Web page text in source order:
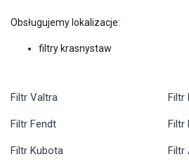
Obsługujemy lokalizacje:
filtry krasnystaw
Filtr Valtra
Filtr Fendt
Filtr Kubota
Filtr
Filtr
Filtr